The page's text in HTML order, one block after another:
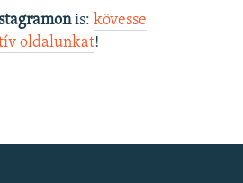
is: kövesse
oldalunkat! ​